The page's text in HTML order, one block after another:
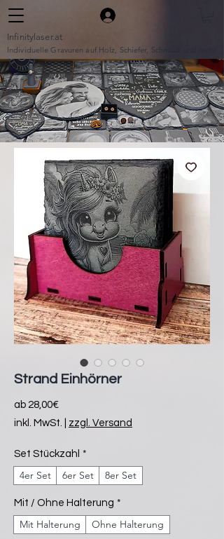
Infinitylaser.at
Individuelle Gravuren auf Holz, Schiefer, Schmuck und mehr
Strand Einhörner
ab 28,00€Sale-
Preis
inkl. MwSt. zzgl. Versand
Set Stückzahl *
4er Set 6er Set 8er Set
Mit / Ohne Halterung *
Mit Halterung Ohne Halterung